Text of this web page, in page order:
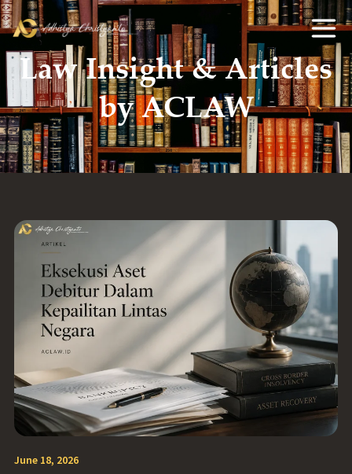
Law Insight & Articles
by ACLAW
June 18, 2026